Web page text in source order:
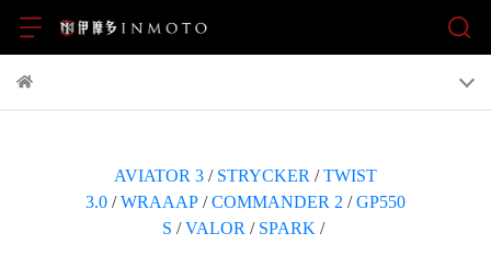
AVIATOR 3 / STRYCKER /TWIST
3.0 /WRAAAP /COMMANDER 2 /GP550
S /VALOR / SPARK /